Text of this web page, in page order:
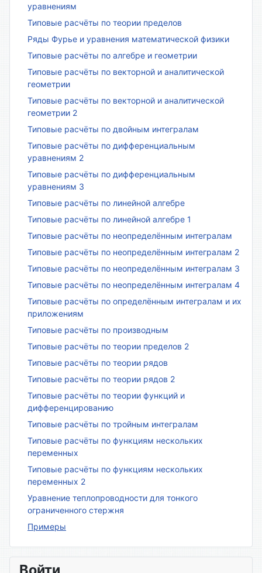
уравнениям
Типовые расчёты по теории пределов
Ряды Фурье и уравнения математической физики
Типовые расчёты по алгебре и геометрии
Типовые расчёты по векторной и аналитической
геометрии
Типовые расчёты по векторной и аналитической
геометрии 2
Типовые расчёты по двойным интегралам
Типовые расчёты по дифференциальным
уравнениям 2
Типовые расчёты по дифференциальным
уравнениям 3
Типовые расчёты по линейной алгебре
Типовые расчёты по линейной алгебре 1
Типовые расчёты по неопределённым интегралам
Типовые расчёты по неопределённым интегралам 2
Типовые расчёты по неопределённым интегралам 3
Типовые расчёты по неопределённым интегралам 4
Типовые расчёты по определённым интегралам и их
приложениям
Типовые расчёты по производным
Типовые расчёты по теории пределов 2
Типовые расчёты по теории рядов
Типовые расчёты по теории рядов 2
Типовые расчёты по теории функций и
дифференцированию
Типовые расчёты по тройным интегралам
Типовые расчёты по функциям нескольких
переменных
Типовые расчёты по функциям нескольких
переменных 2
Уравнение теплопроводности для тонкого
ограниченного стержня
Примеры